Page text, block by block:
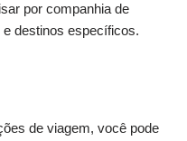
por companhia de
destinos específicos.
de viagem, você pode